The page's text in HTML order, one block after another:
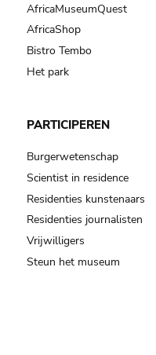
AfricaMuseumQuest
AfricaShop
Bistro Tembo
Het park
PARTICIPEREN
Burgerwetenschap
Scientist in residence
Residenties kunstenaars
Residenties journalisten
Vrijwilligers
Steun het museum